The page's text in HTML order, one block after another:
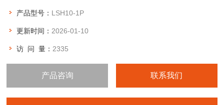
产品型号： LSH10-1P
更新时间： 2026-01-10
访 问 量： 2335
产品咨询 联系我们